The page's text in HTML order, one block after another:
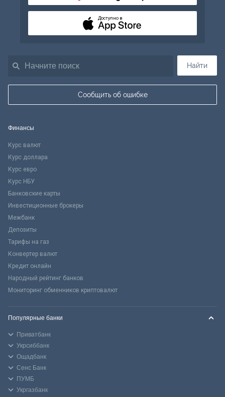
Найти
Сообщить об ошибке
Доступно в
Финансы
Курс валют
Курс доллара
Курс евро
Курс НБУ
Банковские карты
Инвестиционные брокеры
Межбанк
Депозиты
Тарифы на газ
Конвертер валют
Кредит онлайн
Народный рейтинг банков
Мониторинг обменников криптовалют
Популярные банки
Приватбанк
Укрсиббанк
Ощадбанк
Сенс Банк
ПУМБ
Укргазбанк